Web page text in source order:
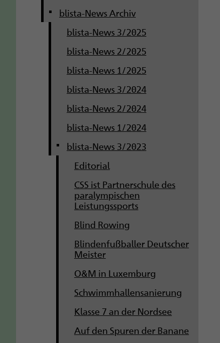
blista-News Archiv
blista-News 3/2025
blista-News 2/2025
blista-News 1/2025
blista-News 3/2024
blista-News 2/2024
blista-News 1/2024
blista-News 3/2023
Editorial
CSS ist Partnerschule des
paralympischen
Leistungssports
Blind Rowing
Blindenfußballer Deutscher
Meister
O&M in Luxemburg
Schwimmhallensanierung
Klasse 7 an der Nordsee
Auf den Spuren der Banane